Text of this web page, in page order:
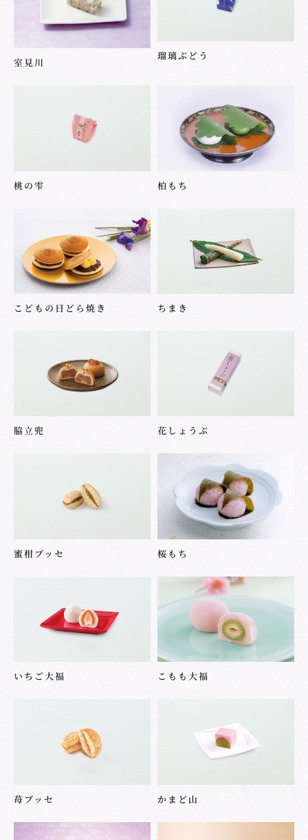
室見川
瑠璃ぶどう
桃の雫 柏もち
こどもの日どら焼き ちまき
脇立兜 花しょうぶ
蜜柑ブッセ 桜もち
いちご大福 こもも大福
苺ブッセ かまど山